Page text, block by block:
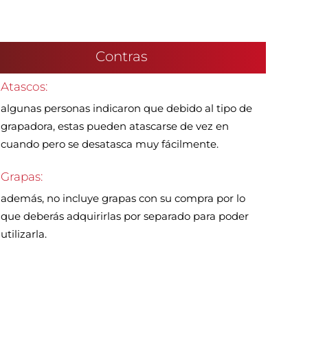
Contras
Atascos:
algunas personas indicaron que debido al tipo de
grapadora, estas pueden atascarse de vez en
cuando pero se desatasca muy fácilmente.
Grapas:
además, no incluye grapas con su compra por lo
que deberás adquirirlas por separado para poder
utilizarla.